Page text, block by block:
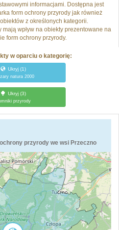
informacjami. Dostępna jest
form ochrony przyrody jak również
z określonych kategorii.
wpływ na obiekty prezentowane na
form ochrony przyrody.
w oparciu o kategorię:
Ukryj(1)
natura 2000
Ukryj(3)
przyrody
przyrody we wsi Przeczno